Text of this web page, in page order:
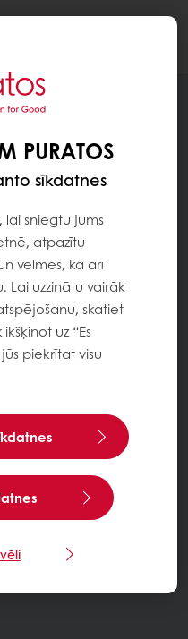
PURATOS
sīkdatnes
lai sniegtu jums
atpazītu
vēlmes, kā arī
Lai uzzinātu vairāk
skatiet
uz “Es
piekrītat visu